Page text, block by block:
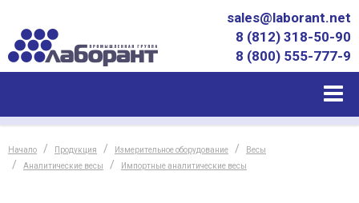
sales@laborant.net
8 (812) 318-50-90
8 (800) 555-777-9
Начало Продукция Измерительное оборудование
Весы
Аналитические весы
Импортные аналитические весы